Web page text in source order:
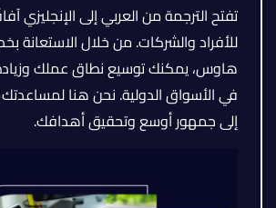
تفتح الترجمة من العربي إلى الإنجليزي
للأفراد والشركات. من خلال الاستعانة
هاوس، يمكنك توسيع نطاق عملك
في الأسواق الدولية. نحن هنا
إلى جمهور أوسع وتحقيق أهدافك.